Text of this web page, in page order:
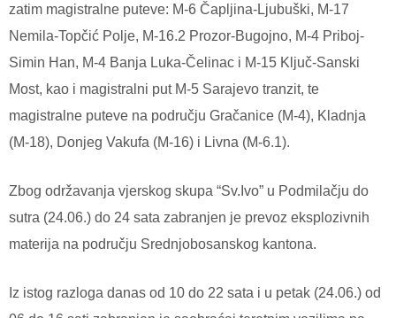
zatim magistralne puteve: M-6 Čapljina-Ljubuški, M-17
Nemila-Topčić Polje, M-16.2 Prozor-Bugojno, M-4 Priboj-
Simin Han, M-4 Banja Luka-Čelinac i M-15 Ključ-Sanski
Most, kao i magistralni put M-5 Sarajevo tranzit, te
magistralne puteve na području Gračanice (M-4), Kladnja
(M-18), Donjeg Vakufa (M-16) i Livna (M-6.1).
Zbog održavanja vjerskog skupa “Sv.Ivo” u Podmilačju do
sutra (24.06.) do 24 sata zabranjen je prevoz eksplozivnih
materija na području Srednjobosanskog kantona.
Iz istog razloga danas od 10 do 22 sata i u petak (24.06.) od